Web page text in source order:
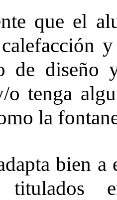
que el
de diseño
o tenga
la
bien
titulados